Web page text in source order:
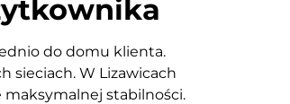
do domu klienta.
sieciach. W Lizawicach
maksymalnej stabilności.